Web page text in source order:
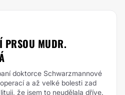
PRSOU MUDR.
doktorce Schwarzmannové
a až velké bolesti zad
že jsem to neudělala dříve.